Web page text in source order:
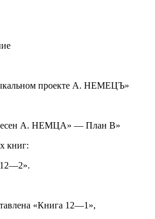
проекте А. НЕМЕЦЪ»
А. НЕМЦА» — План В»
книг:
«Книга 12—1»,